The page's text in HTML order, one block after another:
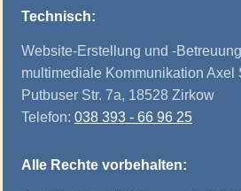
Technisch:
Website-Erstellung und -
multimediale Kommunikation Axel
Putbuser Str. 7a, 18528 Zirkow
Telefon: 038 393 - 66 96 25
Alle Rechte vorbehalten: